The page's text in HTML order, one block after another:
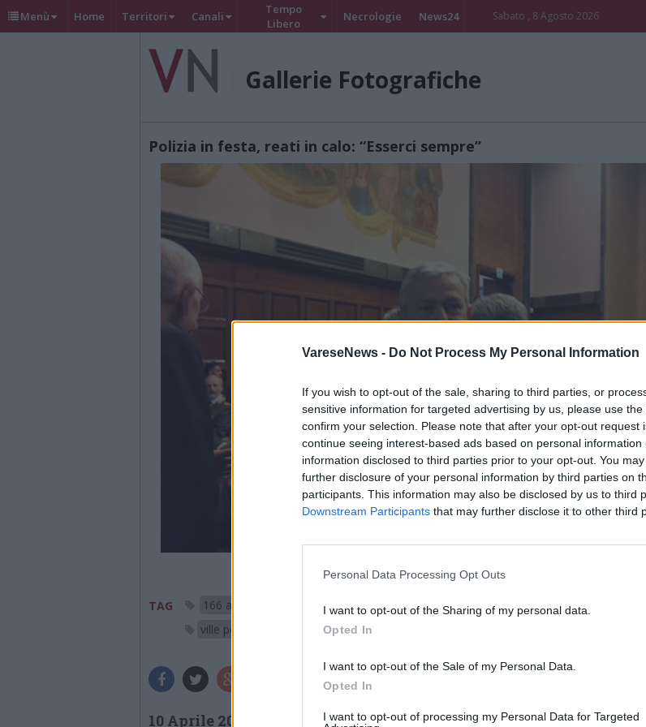
VareseNews - Do Not Process My Personal Information
If you wish to opt-out of the sale, sharing to third parties, or
sensitive information for targeted advertising by us, please use
confirm your selection. Please note that after your opt-out request
continue seeing interest-based ads based on personal
information disclosed to third parties prior to your opt-out. You
further disclosure of your personal information by third parties on
participants. This information may also be disclosed by us to third
Downstream Participants that may further disclose it to other third
Personal Data Processing Opt Outs
I want to opt-out of the Sharing of my personal data.
Opted In
I want to opt-out of the Sale of my Personal Data.
Opted In
I want to opt-out of processing my Personal Data for Targeted
Menù Home Territori Canali
Tempo
Libero
Necrologie News24 Sabato , 8 Agosto 2026
Gallerie Fotografiche
Polizia in festa, reati in calo: “Esserci sempre”
1 di 16
TAG
166 anniversario polizia di stato
polizia di stato
ville ponti
10 Aprile 2018